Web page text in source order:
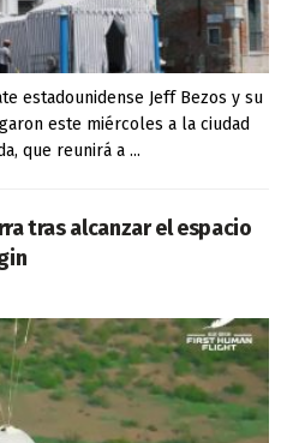
estadounidense Jeff Bezos y su
este miércoles a la ciudad
que reunirá a ...
tras alcanzar el espacio